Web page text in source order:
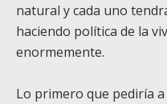
natural y cada uno
haciendo política de la
enormemente.
Lo primero que pediría